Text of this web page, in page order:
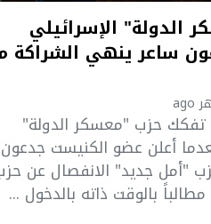
الدولة" الإسرائيلي
ساعر ينهي الشراكة
حزب "معسكر الدولة"
أعلن عضو الكنيست جدعون
"أمل جديد" الانفصال عن
بالوقت ذاته بالدخول ...